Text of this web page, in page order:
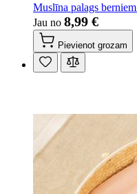
Muslīna palags
Jau no 8,99 €
Pievienot grozam